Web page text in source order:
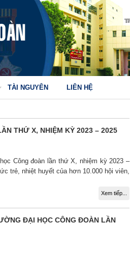
TÀI NGUYÊN LIÊN HỆ
THỨ X, NHIỆM KỲ 2023 – 2025
Công đoàn lần thứ X, nhiệm kỳ 2023 –
trẻ, nhiệt huyết của hơn 10.000 hội viên,
Xem tiếp...
ĐẠI HỌC CÔNG ĐOÀN LẦN